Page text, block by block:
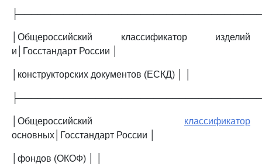
│Общероссийский классификатор изделий
и│Госстандарт России │
│конструкторских документов (ЕСКД) │ │
│Общероссийский классификатор
основных│Госстандарт России │
│фондов (ОКОФ) │ │